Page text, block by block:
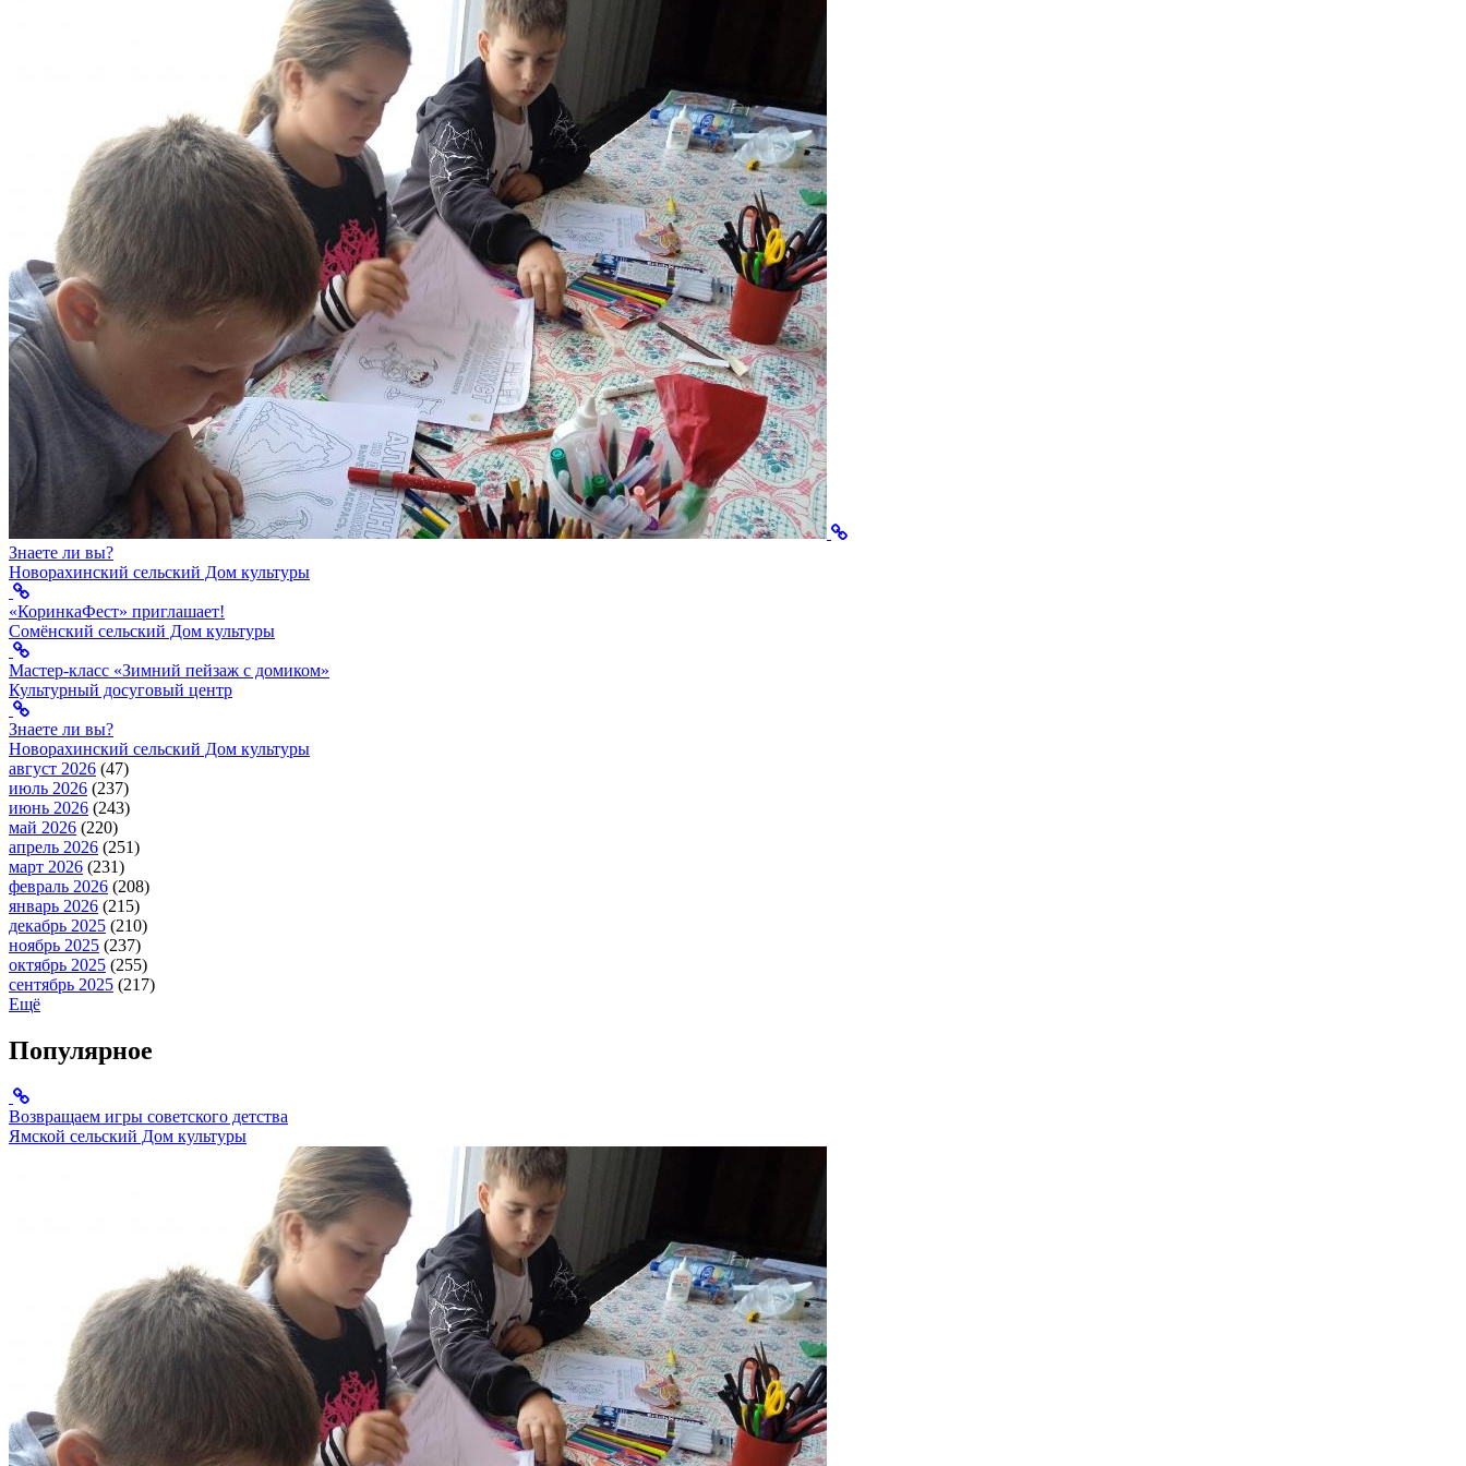
Знаете ли вы?
Новорахинский сельский Дом культуры
«КоринкаФест» приглашает!
Сомёнский сельский Дом культуры
Мастер-класс «Зимний пейзаж с домиком»
Культурный досуговый центр
Знаете ли вы?
Новорахинский сельский Дом культуры
август 2026 (47)
июль 2026 (237)
июнь 2026 (243)
май 2026 (220)
апрель 2026 (251)
март 2026 (231)
февраль 2026 (208)
январь 2026 (215)
декабрь 2025 (210)
ноябрь 2025 (237)
октябрь 2025 (255)
сентябрь 2025 (217)
Ещё
Популярное
Возвращаем игры советского детства
Ямской сельский Дом культуры